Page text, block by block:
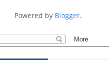
Powered by Blogger.